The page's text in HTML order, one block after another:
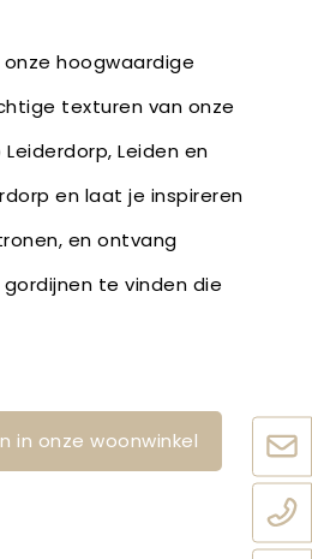
hoogwaardige
texturen van onze
Leiden en
en laat je inspireren
en ontvang
te vinden die
in onze woonwinkel